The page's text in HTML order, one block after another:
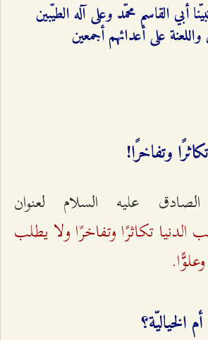
أبي القاسم محمّد وعلى آله الطيّبين
على أعدائهم أجمعين
وتفاخرًا!
عليه السلام لعنوان
الدنيا تكاثرًا وتفاخرًا ولا يطلب
الخياليّة؟